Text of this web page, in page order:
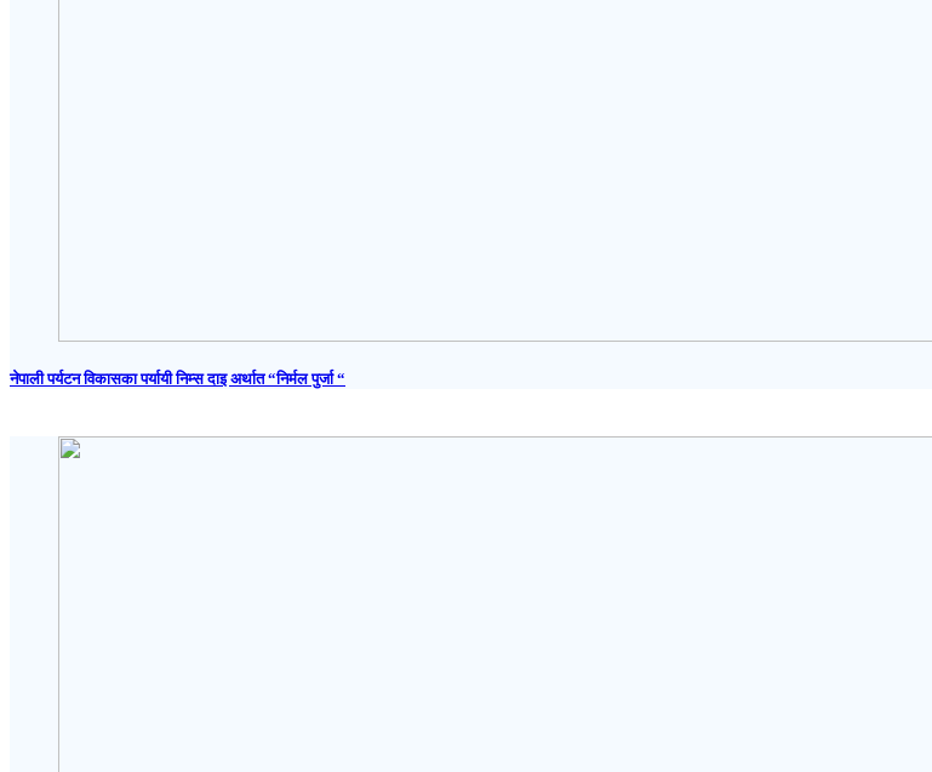
नेपाली पर्यटन विकासका पर्यायी निम्स दाइ अर्थात “निर्मल पुर्जा “